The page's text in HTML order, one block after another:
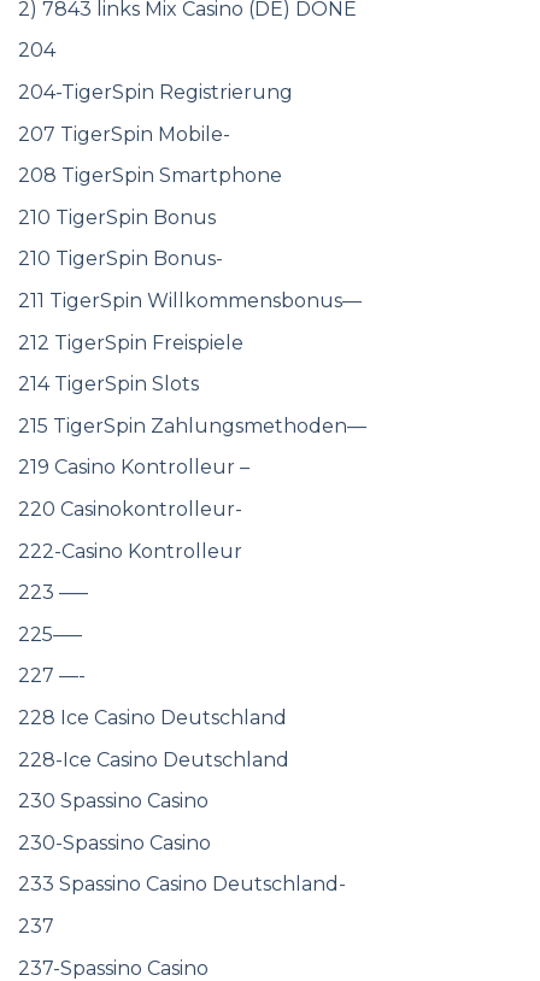
2) 7843 links Mix Casino (DE) DONE
204
204-TigerSpin Registrierung
207 TigerSpin Mobile-
208 TigerSpin Smartphone
210 TigerSpin Bonus
210 TigerSpin Bonus-
211 TigerSpin Willkommensbonus—
212 TigerSpin Freispiele
214 TigerSpin Slots
215 TigerSpin Zahlungsmethoden—
219 Casino Kontrolleur –
220 Casinokontrolleur-
222-Casino Kontrolleur
223 —–
225—–
227 —-
228 Ice Casino Deutschland
228-Ice Casino Deutschland
230 Spassino Casino
230-Spassino Casino
233 Spassino Casino Deutschland-
237
237-Spassino Casino